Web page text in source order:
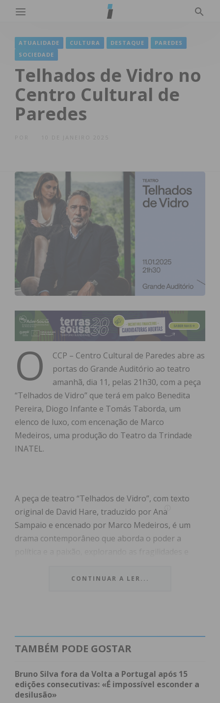
ATUALIDADE CULTURA DESTAQUE
PAREDES
SOCIEDADE
Telhados de Vidro no
Centro Cultural de
Paredes
10 DE JANEIRO 2025
O
CCP – Centro Cultural de Paredes abre as
portas do Grande Auditório ao teatro
amanhã, dia 11, pelas 21h30, com a peça
“Telhados de Vidro” que terá em palco Benedita
Pereira, Diogo Infante e Tomás Taborda, um
elenco de luxo, com encenação de Marco
Medeiros, uma produção do Teatro da Trindade
INATEL.
A peça de teatro “Telhados de Vidro”, com texto
original de David Hare, traduzido por Ana
Sampaio e encenado por Marco Medeiros, é um
drama contemporâneo que aborda o poder a
rapidamente numa das mais bem-sucedidas peças
dos anos, nomeadamente na Broadway. A história
passa-se numa noite fria. A jovem professora Clara,
que vive num modesto apartamento num subúrbio
CONTINUAR A LER...
TAMBÉM PODE GOSTAR
Bruno Silva fora da Volta a Portugal após 15
edições consecutivas: «É impossível esconder a
desilusão»